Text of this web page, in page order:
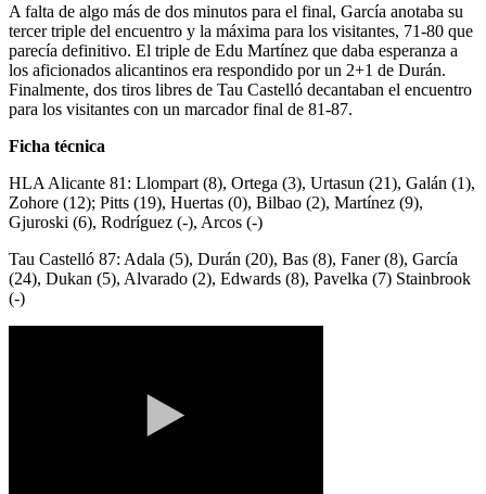
A falta de algo más de dos minutos para el final, García anotaba su
tercer triple del encuentro y la máxima para los visitantes, 71-80 que
parecía definitivo. El triple de Edu Martínez que daba esperanza a
los aficionados alicantinos era respondido por un 2+1 de Durán.
Finalmente, dos tiros libres de Tau Castelló decantaban el encuentro
para los visitantes con un marcador final de 81-87.
Ficha técnica
HLA Alicante 81: Llompart (8), Ortega (3), Urtasun (21), Galán (1),
Zohore (12); Pitts (19), Huertas (0), Bilbao (2), Martínez (9),
Gjuroski (6), Rodríguez (-), Arcos (-)
Tau Castelló 87: Adala (5), Durán (20), Bas (8), Faner (8), García
(24), Dukan (5), Alvarado (2), Edwards (8), Pavelka (7) Stainbrook
(-)